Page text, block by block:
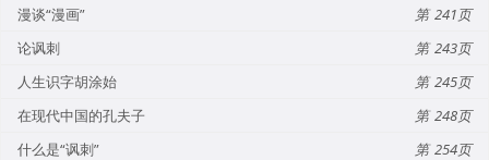
漫谈“漫画”
241
论讽刺
243
人生识字胡涂始
245
在现代中国的孔夫子
248
什么是“讽刺”
254